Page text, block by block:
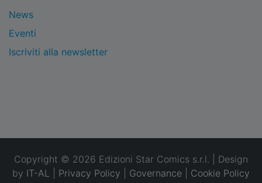
News
Eventi
Iscriviti alla newsletter
Copyright © 2026 Edizioni Star Comics s.r.l. | Design
by IT-AL Privacy Policy Governance Cookie Policy